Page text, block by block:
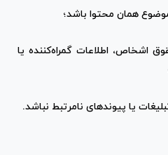
همان محتوا باشد؛
اشخاص، اطلاعات گمراه‌کننده یا
یا پیوندهای نامرتبط نباشد.